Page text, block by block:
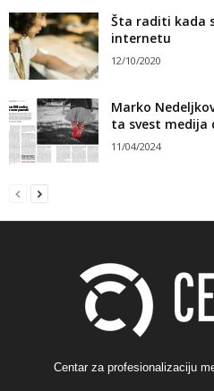
Šta raditi kada
internetu
12/10/2020
Marko
ta svest medija
11/04/2024
Centar za profesionalizaciju